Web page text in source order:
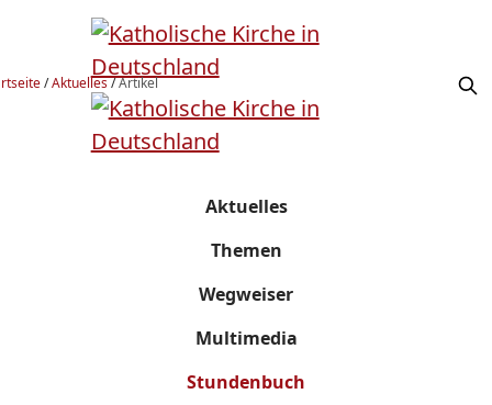
/Aktuelles/Artikel
Aktuelles
Themen
Wegweiser
Multimedia
Stundenbuch